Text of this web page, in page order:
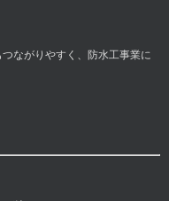
ながりやすく、防水工事業に